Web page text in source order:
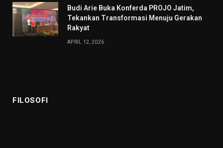
Budi Arie Buka Konferda PROJO Jatim,
Tekankan Transformasi Menuju Gerakan
Rakyat
APRIL 12, 2026
FILOSOFI